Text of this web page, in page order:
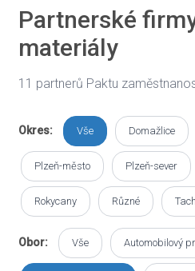
Partnerské
materiály
11 partnerů Paktu
Okres: Vše Domažlice
Plzeň-město Plzeň-sever
Rokycany Různé
Obor: Vše Automobilový